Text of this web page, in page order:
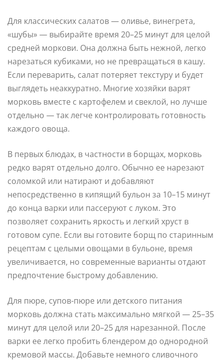
Для классических салатов — оливье, винегрета,
«шубы» — выбирайте время 20–25 минут для целой
средней моркови. Она должна быть нежной, легко
нарезаться кубиками, но не превращаться в кашу.
Если переварить, салат потеряет текстуру и будет
выглядеть неаккуратно. Многие хозяйки варят
морковь вместе с картофелем и свеклой, но лучше
отдельно — так легче контролировать готовность
каждого овоща.
В первых блюдах, в частности в борщах, морковь
редко варят отдельно долго. Обычно ее нарезают
соломкой или натирают и добавляют
непосредственно в кипящий бульон за 10–15 минут
до конца варки или пассеруют с луком. Это
позволяет сохранить яркость и легкий хруст в
готовом супе. Если вы готовите борщ по старинным
рецептам с целыми овощами в бульоне, время
увеличивается, но современные варианты отдают
предпочтение быстрому добавлению.
Для пюре, супов-пюре или детского питания
морковь должна стать максимально мягкой — 25–35
минут для целой или 20–25 для нарезанной. После
варки ее легко пробить блендером до однородной
кремовой массы. Добавьте немного сливочного